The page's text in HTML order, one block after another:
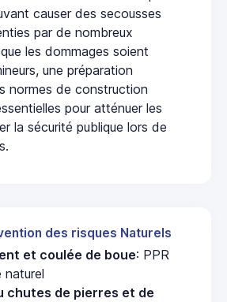
causer des secousses
par de nombreux
les dommages soient
une préparation
normes de construction
pour atténuer les
la sécurité publique lors de
des risques Naturels
et coulée de boue: PPR
naturel
chutes de pierres et de